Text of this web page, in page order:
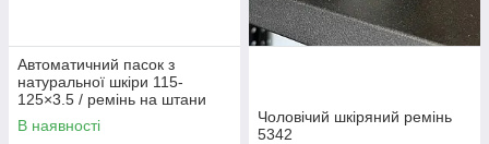
Автоматичний пасок з
натуральної шкіри 115-
125×3.5 / ремінь на штани
для чоловіка, чорний
В наявності
Чоловічий шкіряний ремінь
5342